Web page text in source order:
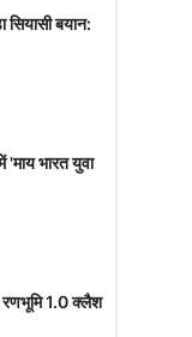
सियासी बयान:
भारत युवा
1.0 क्लैश